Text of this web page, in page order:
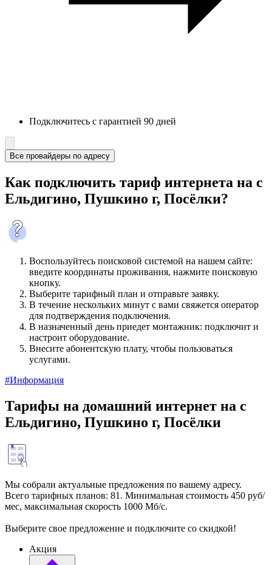
Подключитесь с гарантией 90 дней
Все провайдеры по адресу
Как подключить тариф интернета на с
Ельдигино, Пушкино г, Посёлки?
Воспользуйтесь поисковой системой на нашем сайте:
введите координаты проживания, нажмите поисковую
кнопку.
Выберите тарифный план и отправьте заявку.
В течение нескольких минут с вами свяжется оператор
для подтверждения подключения.
В назначенный день приедет монтажник: подключит и
настроит оборудование.
Внесите абонентскую плату, чтобы пользоваться
услугами.
#Информация
Тарифы на домашний интернет на с
Ельдигино, Пушкино г, Посёлки
Мы собрали актуальные предложения по вашему адресу.
Всего тарифных планов: 81. Минимальная стоимость 450 руб/
мес, максимальная скорость 1000 Мб/с.
Выберите свое предложение и подключите со скидкой!
Акция